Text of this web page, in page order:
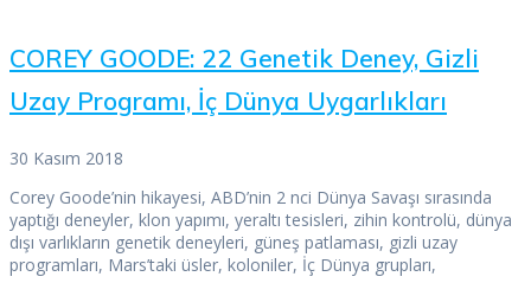
COREY GOODE: 22 Genetik Deney, Gizli
Uzay Programı, İç Dünya Uygarlıkları
30 Kasım 2018
Corey Goode’nin hikayesi, ABD’nin 2 nci Dünya Savaşı sırasında
yaptığı deneyler, klon yapımı, yeraltı tesisleri, zihin kontrolü, dünya
dışı varlıkların genetik deneyleri, güneş patlaması, gizli uzay
programları, Mars’taki üsler, koloniler, İç Dünya grupları,